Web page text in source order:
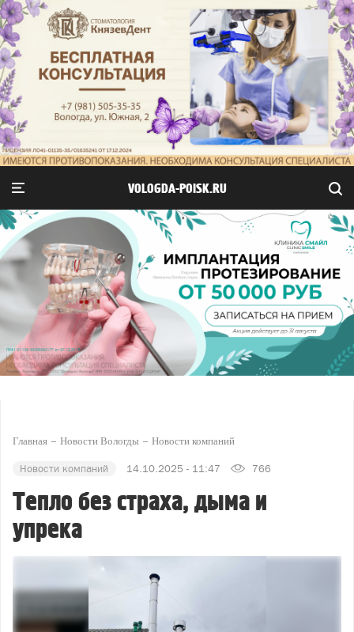
VOLOGDA-POISK.RU
Главная Новости Вологды Новости компаний
Новости компаний 14.10.2025 - 11:47 766
Тепло без страха, дыма и
упрека